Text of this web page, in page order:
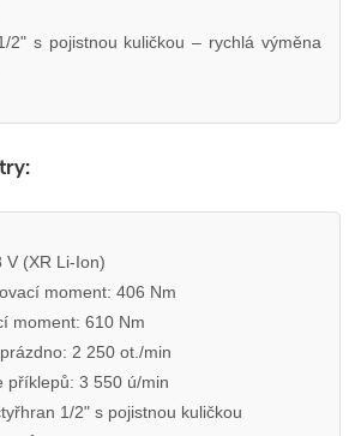
2" s pojistnou kuličkou – rychlá výměna
V (XR Li-Ion)
moment: 406 Nm
moment: 610 Nm
2 250 ot./min
příklepů: 3 550 ú/min
1/2" s pojistnou kuličkou